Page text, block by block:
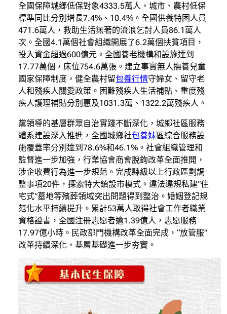
全國保障城鄉低保對象4333.5萬人，城市、農村低保
標準同比分別增長7.4%、10.4%。全國供養特困人員
471.6萬人，救助生活無著的流浪乞討人員86.1萬人
次。全國4.1萬個社會組織開展了6.2萬個扶貧項目，
投入資金超過600億元。全國養老機構和設施達到
17.77萬個，床位754.6萬張。建立事實無人撫養兒童
國家保障制度，健全農村留包養行情守婦女、留守老
人和殘疾人關愛政策。困難殘疾人生活補貼、重度殘
疾人護理補貼分別惠及1031.3萬、1322.2萬殘疾人。
黨領導的基層群眾自治實踐不斷深化，城鄉社區服務
體系建設深入推進，全國城鄉社包養妹區綜合服務設
施覆蓋率分別達到78.6%和46.1%。社會組織管理和
監督進一步加強，行業協會商會脫鉤改革全面推開，
涉企收費行為進一步規范。完成縣級以上行政區劃調
整事項20件，探索特大鎮設市模式。違法違規私建“住
宅式”墓地等殯葬領域突出問題得到整治。婚姻登記規
范化水平持續提升。累計53萬人取得社會工作者職業
資格證書，全國注冊志愿者逾1.39億人，志愿服務
17.97億小時。民政部門機構改革全面完成，“放管服”
改革持續深化，基層基礎進一步夯實。